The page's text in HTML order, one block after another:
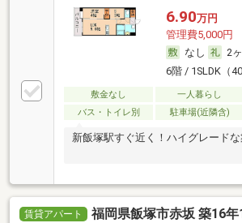
6.90万円
管理費5,000円
なし
2
6階 / 1SLDK（
敷金なし 一人暮らし
バス・トイレ別
駐車場(近隣含)
新飯塚駅すぐ近く！ハイグレード
賃貸アパート 福岡県飯塚市赤坂 築16